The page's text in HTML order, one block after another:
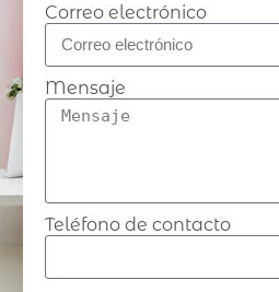
Correo electrónico
Mensaje
Teléfono de contacto